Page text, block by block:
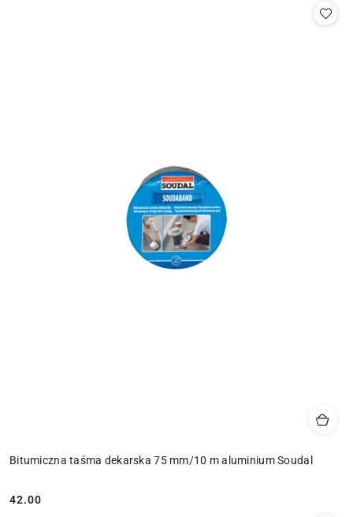
Bitumiczna taśma dekarska 75 mm/10 m aluminium Soudal
Cena:
42.00